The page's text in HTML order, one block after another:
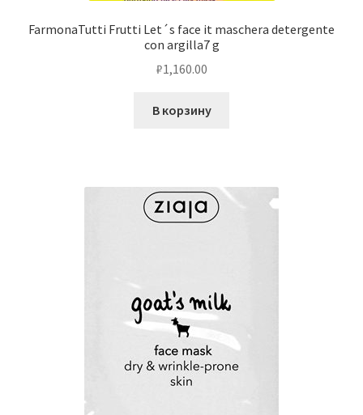
FarmonaTutti Frutti Let´s face it maschera detergente
con argilla7 g
₽1,160.00
В корзину